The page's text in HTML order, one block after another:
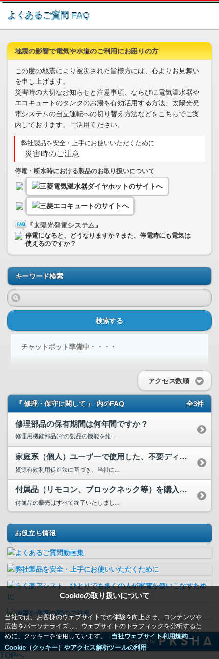
このページの本文へ
よくあるご質問 FAQ
Cookieの取り扱いについて
当社では、お客様のウェブサイトでの体験を向上させ、コンテンツや
広告をパーソナライズし、ウェブサイトのトラフィックを分析するた
めに、クッキーを使用しています。
当社ウェブサイト利用規約＿
Cookie（クッキー）やアクセス解析ツールの利用
地震の影響で電気や水道のご利用にお困りの方
この度の地震により被災された皆様方には、心よりお見舞い
を申し上げます。
災害時の大切なお知らせと注意事項、ならびに電気温水器や
エコキュートのタンクのお湯を有効活用する方法、太陽光発
電システムの自立運転への切り替え方法などをこちらでご案
内しております。ご活用ください。
弊社製品を安全・上手にお使いいただくために
災害時のご注意
停電・断水時における製品のお取り扱いについて
『太陽光発電システム』
停電になると、どうなりますか？また、停電時にも電気は
使えるのですか？
キーワード検索
検索する
チャットボット準備中・・・・
アクセス数順
『 修理・保守に関して 』 内のFAQ 全3件
修理部品の保有期間は何年間ですか？
修理用機能部品(その製品の機能を維...
家庭系（個人）ユーザーで使用した、不要ディスプレイの廃棄方法は？
資源有効利用促進法に基づき、当社に...
付属品（リモコン、ブロックネック等）を購入したいのですが。
付属品の販売はすべて終了いたしまし...
お役立ち情報
Powered by
TOPへ